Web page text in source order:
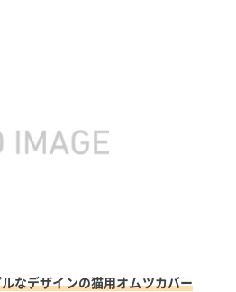
なデザインの猫用オムツカバー